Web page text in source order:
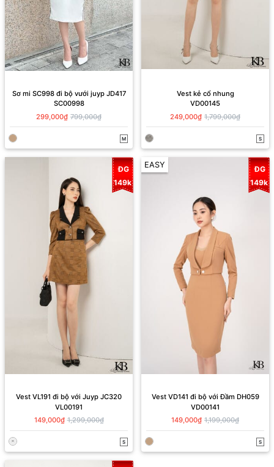
Sơ mi SC998 đi bộ vưới juyp JD417
SC00998
299,000₫ 799,000₫
M
Vest kẻ cổ nhung
VD00145
249,000₫ 1,799,000₫
S
ĐG
149k
Vest VL191 đi bộ với Juyp JC320
VL00191
149,000₫ 1,299,000₫
S
EASY
ĐG
149k
Vest VD141 đi bộ với Đầm DH059
VD00141
149,000₫ 1,199,000₫
S